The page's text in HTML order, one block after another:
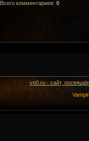
Всего комментариев: 0
vn0.ru - сайт,